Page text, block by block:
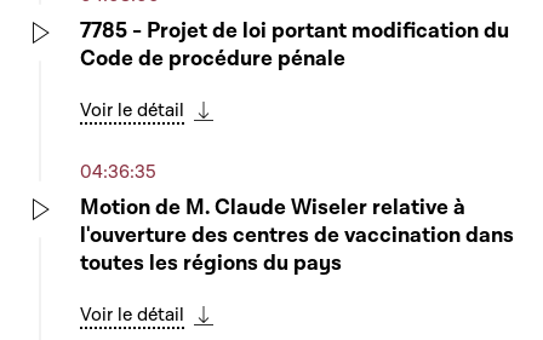
7785 - Projet de loi portant modification du
Code de procédure pénale
Voir le détail
04:36:35
Motion de M. Claude Wiseler relative à
l'ouverture des centres de vaccination dans
toutes les régions du pays
Voir le détail